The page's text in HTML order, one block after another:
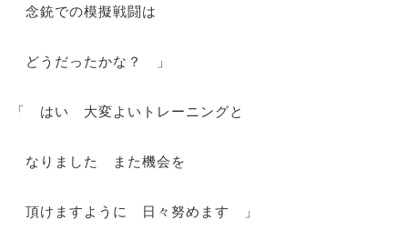
念銃での模擬戦闘は
どうだったかな？ 」
「 はい 大変よいトレーニングと
なりました また機会を
頂けますように 日々努めます 」